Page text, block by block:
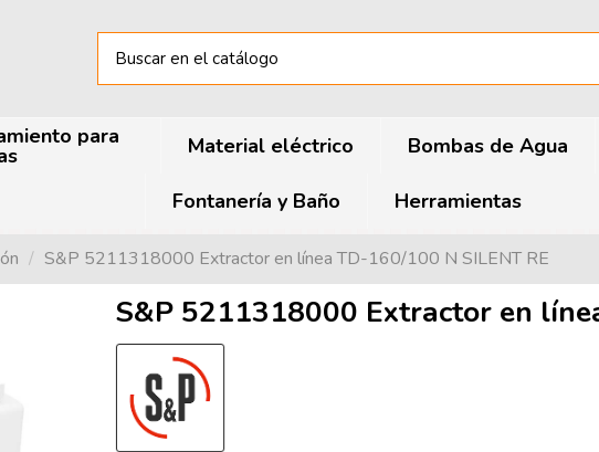
para Material eléctrico Bombas de Agua
Fontanería y Baño Herramientas
S&P 5211318000 Extractor en línea TD-160/100 N SILENT RE
S&P 5211318000 Extractor en